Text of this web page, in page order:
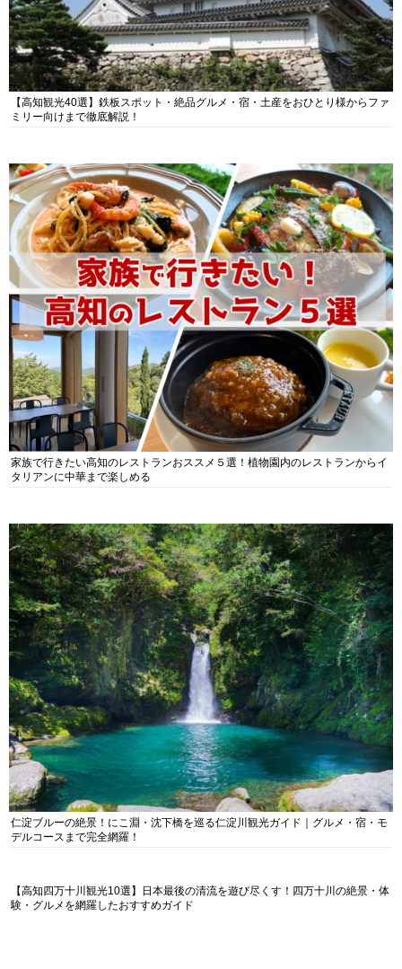
【高知観光40選】鉄板スポット・絶品グルメ・宿・土産をおひとり様からファ
ミリー向けまで徹底解説！
家族で行きたい高知のレストランおススメ５選！植物園内のレストランからイ
タリアンに中華まで楽しめる
仁淀ブルーの絶景！にこ淵・沈下橋を巡る仁淀川観光ガイド｜グルメ・宿・モ
デルコースまで完全網羅！
【高知四万十川観光10選】日本最後の清流を遊び尽くす！四万十川の絶景・体
験・グルメを網羅したおすすめガイド